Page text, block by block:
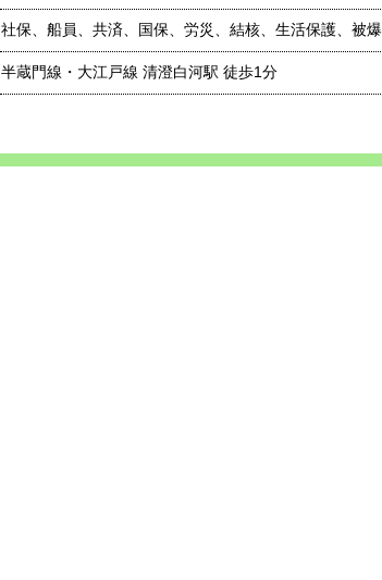
社保、船員、共済、国保、労災、結核、生活保護、被爆
半蔵門線・大江戸線 清澄白河駅 徒歩1分